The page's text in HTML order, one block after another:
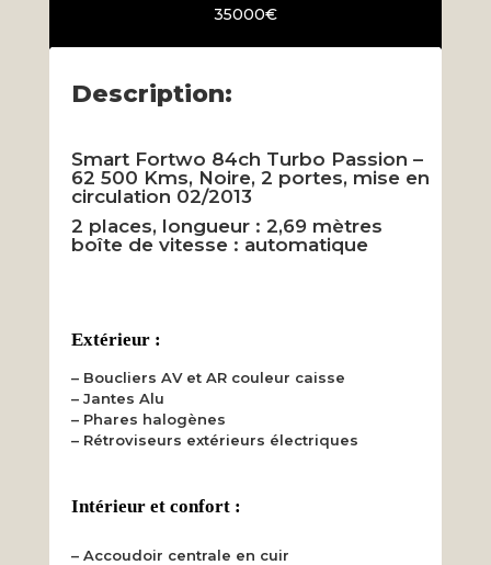
35000€
Description:
Smart Fortwo 84ch Turbo Passion –
62 500 Kms, Noire, 2 portes, mise en
circulation 02/2013
2 places, longueur : 2,69 mètres
boîte de vitesse : automatique
Extérieur :
– Boucliers AV et AR couleur caisse
– Jantes Alu
– Phares halogènes
– Rétroviseurs extérieurs électriques
Intérieur et confort :
– Accoudoir centrale en cuir